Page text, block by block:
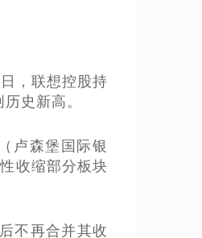
，联想控股持
史新高。
卢森堡国际银
收缩部分板块
不再合并其收